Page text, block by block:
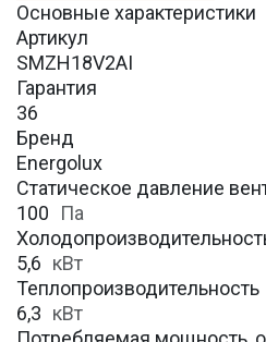
Основные характеристики
Артикул
SMZH18V2AI
Гарантия
36
Бренд
Energolux
Статическое давление
100
Па
5,6 кВт
Теплопроизводительность
6,3 кВт